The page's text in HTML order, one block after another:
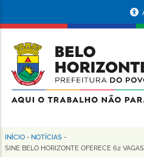
conteúdo
principal
da
Prefeitura
de
Horizonte
Trilha
INÍCIO - NOTÍCIAS -
SINE BELO HORIZONTE OFERECE 62